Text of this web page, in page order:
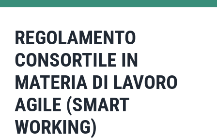
Amministrazione Trasparente
Albo Online – Gare
REGOLAMENTO
CONSORTILE IN
MATERIA DI LAVORO
AGILE (SMART
WORKING)